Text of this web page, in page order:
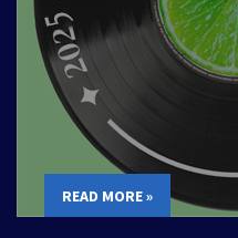
READ MORE »